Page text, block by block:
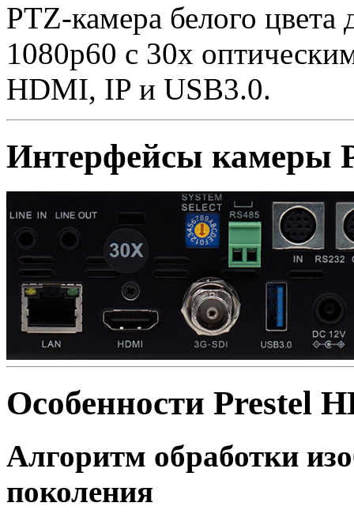
PTZ-камера белого цвета
1080p60 с 30х
HDMI, IP и USB3.0.
Интерфейсы камеры
Особенности Prestel
Алгоритм обработки
поколения